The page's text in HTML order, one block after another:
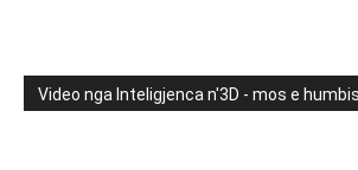
Video nga Inteligjenca n'3D - mos e